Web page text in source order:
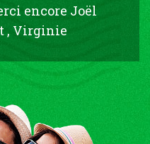
encore Joël
, Virginie